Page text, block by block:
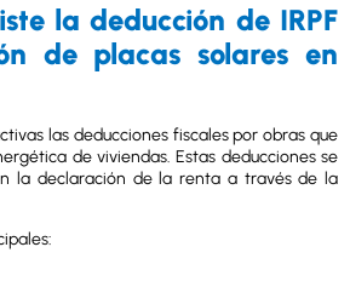
la deducción de IRPF
de placas solares en
las deducciones fiscales por obras que
de viviendas. Estas deducciones se
la declaración de la renta a través de la